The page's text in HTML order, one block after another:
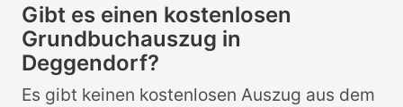
Gibt es einen kostenlosen
Grundbuchauszug in
Deggendorf?
Es gibt keinen kostenlosen Auszug aus dem